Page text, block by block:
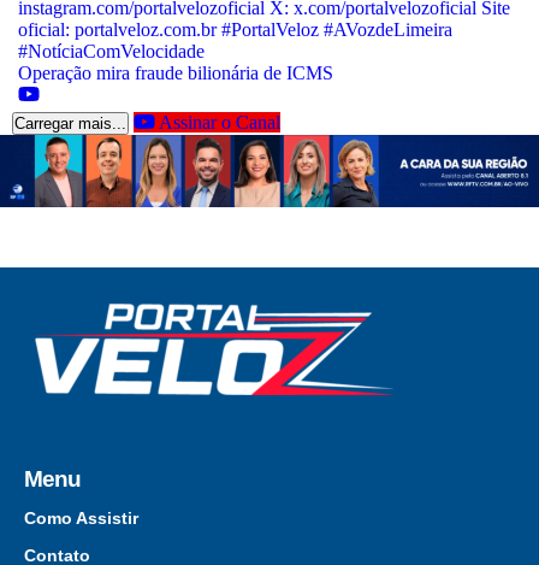
Operação mira fraude bilionária de ICMS
Carregar mais... Assinar o Canal
Menu
Como Assistir
Contato